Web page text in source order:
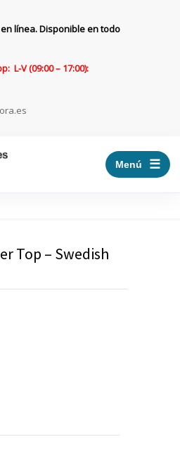
línea. Disponible en todo
L-V (09:00 – 17:00):
Menú ☰
Top – Swedish